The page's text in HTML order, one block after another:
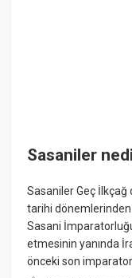
Sasaniler
Sasaniler Geç İlkçağ
tarihi
Sasani
etmesinin yanında
önceki son